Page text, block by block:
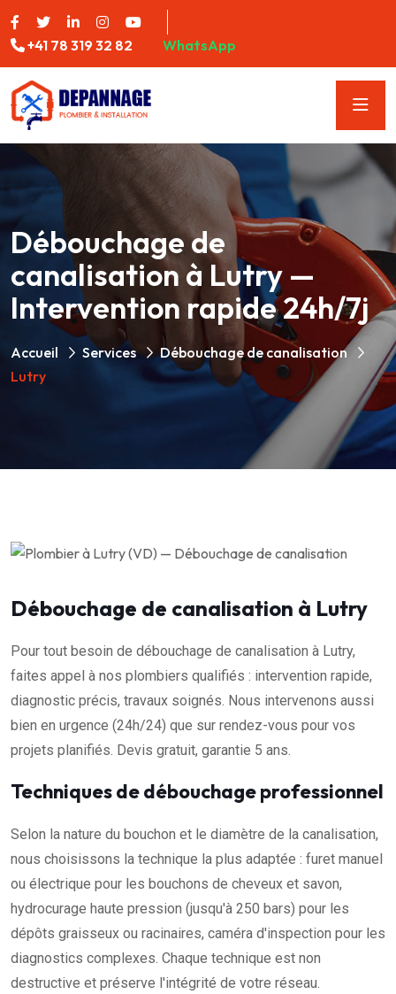
+41 78 319 32 82 WhatsApp
Débouchage de
canalisation à Lutry —
Intervention rapide 24h/7j
Accueil Services
Débouchage de canalisation
Lutry
Débouchage de canalisation à Lutry
Pour tout besoin de débouchage de canalisation à Lutry,
faites appel à nos plombiers qualifiés : intervention rapide,
diagnostic précis, travaux soignés. Nous intervenons aussi
bien en urgence (24h/24) que sur rendez-vous pour vos
projets planifiés. Devis gratuit, garantie 5 ans.
Techniques de débouchage professionnel
Selon la nature du bouchon et le diamètre de la canalisation,
nous choisissons la technique la plus adaptée : furet manuel
ou électrique pour les bouchons de cheveux et savon,
hydrocurage haute pression (jusqu'à 250 bars) pour les
dépôts graisseux ou racinaires, caméra d'inspection pour les
diagnostics complexes. Chaque technique est non
destructive et préserve l'intégrité de votre réseau.